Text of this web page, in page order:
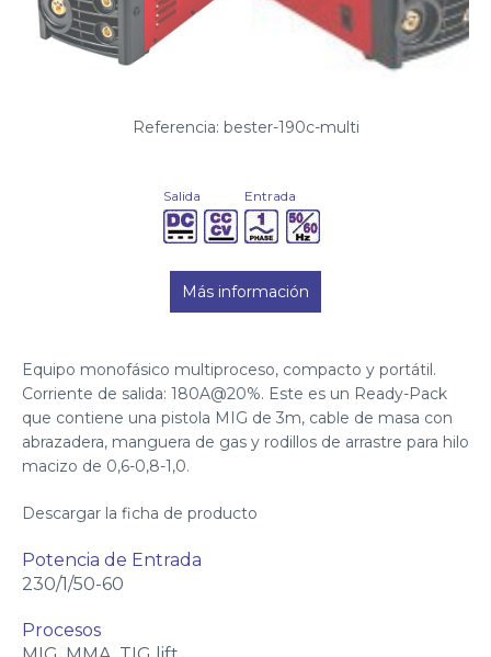
Referencia: bester-190c-multi
Salida Entrada
Equipo monofásico multiproceso, compacto y portátil.
Corriente de salida: 180A@20%. Este es un Ready-Pack
que contiene una pistola MIG de 3m, cable de masa con
abrazadera, manguera de gas y rodillos de arrastre para hilo
macizo de 0,6-0,8-1,0.
Descargar la ficha de producto
Potencia de Entrada
230/1/50-60
Procesos
Más información